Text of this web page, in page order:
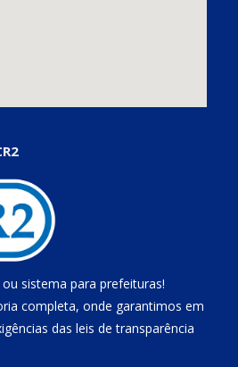
ou sistema para prefeituras!
completa, onde garantimos em
das leis de transparência